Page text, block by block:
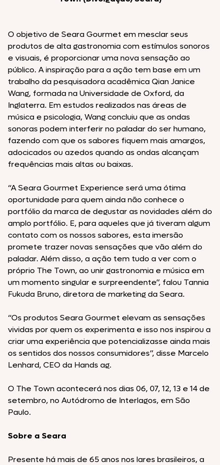
O objetivo de Seara Gourmet em mesclar seus
produtos de alta gastronomia com estímulos sonoros
e visuais, é proporcionar uma nova sensação ao
público. A inspiração para a ação tem base em um
trabalho da pesquisadora acadêmica Qian Janice
Wang, formada na Universidade de Oxford, da
Inglaterra. Em estudos realizados nas áreas de
música e psicologia, Wang concluiu que as ondas
sonoras podem interferir no paladar do ser humano,
fazendo com que os sabores fiquem mais amargos,
adocicados ou azedos quando as ondas alcançam
frequências mais altas ou baixas.
“A Seara Gourmet Experience será uma ótima
oportunidade para quem ainda não conhece o
portfólio da marca de degustar as novidades além do
amplo portfólio. E, para aqueles que já tiveram algum
contato com os nossos sabores, esta imersão
promete trazer novas sensações que vão além do
paladar. Além disso, a ação tem tudo a ver com o
próprio The Town, ao unir gastronomia e música em
um momento singular e surpreendente”, falou Tannia
Fukuda Bruno, diretora de marketing da Seara.
“Os produtos Seara Gourmet elevam as sensações
vividas por quem os experimenta e isso nos inspirou a
criar uma experiência que potencializasse ainda mais
os sentidos dos nossos consumidores”, disse Marcelo
Lenhard, CEO da Hands ag.
O The Town acontecerá nos dias 06, 07, 12, 13 e 14 de
setembro, no Autódromo de Interlagos, em São
Paulo.
Sobre a Seara
Presente há mais de 65 anos nos lares brasileiros, a